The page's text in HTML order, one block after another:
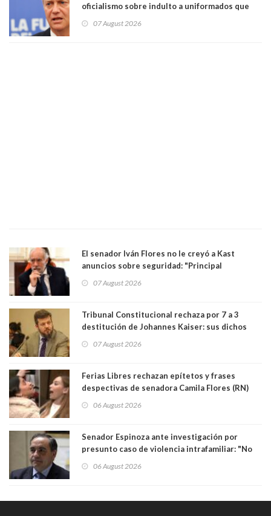
oficialismo sobre indulto a uniformados que
07 August 2026
El senador Iván Flores no le creyó a Kast
anuncios sobre seguridad: "Principal
perseguir ruta del dinero y levantar secreto
07 August 2026
Tribunal Constitucional rechaza por 7 a 3
destitución de Johannes Kaiser: sus dichos
justicia constitucional porque no es diputado
07 August 2026
Ferias Libres rechazan epítetos y frases
despectivas de senadora Camila Flores (RN)
06 August 2026
Senador Espinoza ante investigación por
presunto caso de violencia intrafamiliar: "No
antecedentes a Tribunal Supremo
06 August 2026